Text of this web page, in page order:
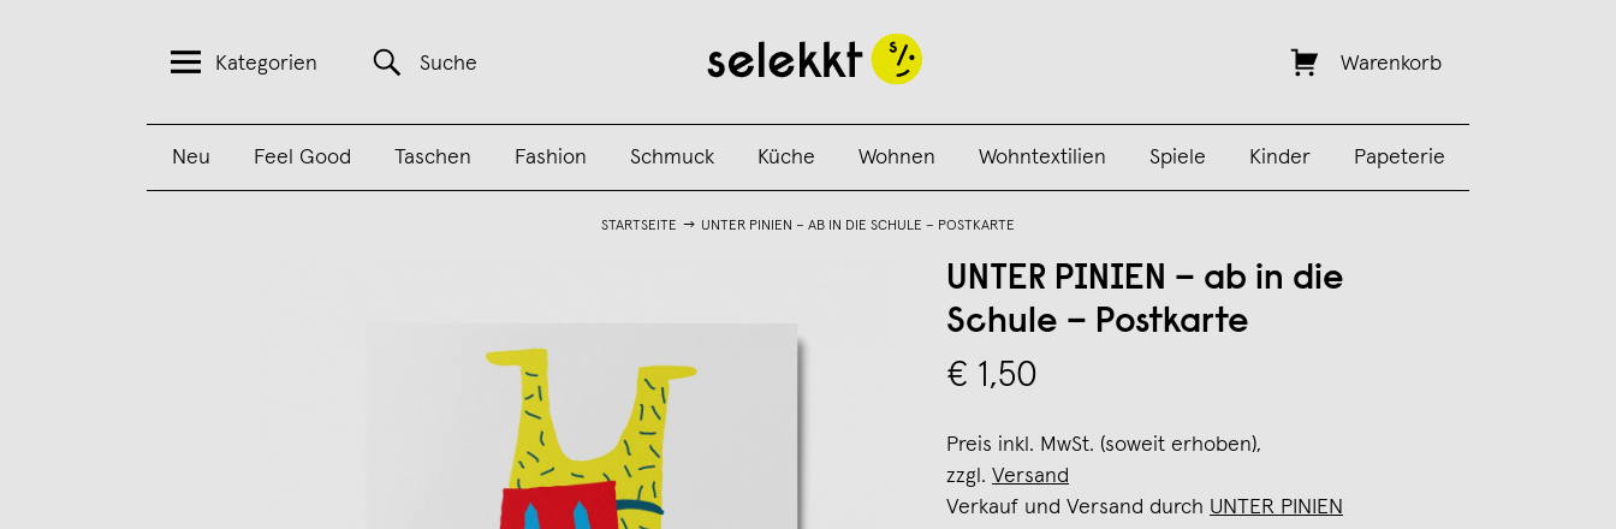
Kategorien Suche Warenkorb
Neu Feel Good Taschen Fashion Schmuck Küche Wohnen Wohntextilien Spiele Kinder Papeterie
STARTSEITE UNTER PINIEN – AB IN DIE SCHULE – POSTKARTE
UNTER PINIEN – ab in die
Schule – Postkarte
€ 1,50
Preis inkl. MwSt. (soweit erhoben),
zzgl. Versand
Verkauf und Versand durch UNTER PINIEN